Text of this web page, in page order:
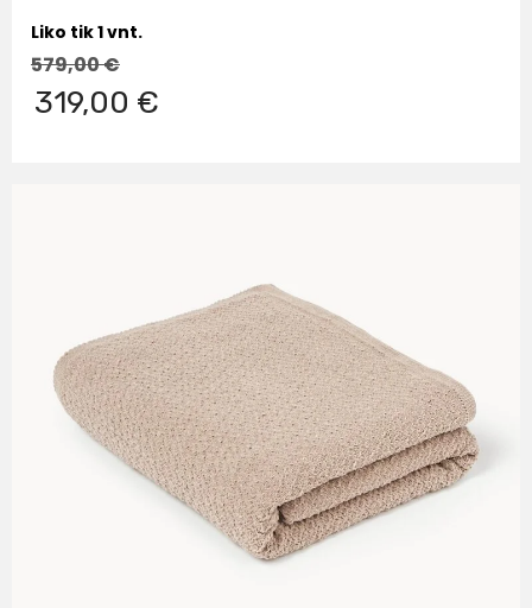
Liko tik 1 vnt.
579,00€
319,00 €